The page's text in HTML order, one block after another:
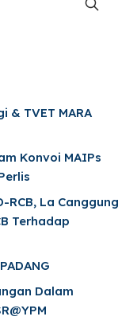
& TVET MARA
Konvoi MAIPs
RCB, La Canggung
Terhadap
Dalam